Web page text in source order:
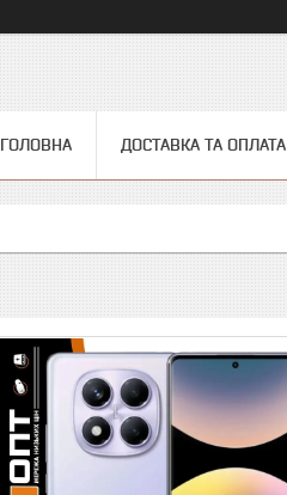
ГОЛОВНА ДОСТАВКА ТА ОПЛАТА